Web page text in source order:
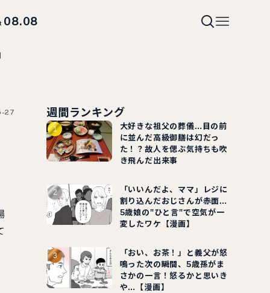
08.08
27 週間ランキング
大好きな祖父の葬儀…目の前
に並んだ高級御膳は幻だっ
た！？故人を偲ぶ気持ちも吹
き飛んだ出来事
「いいんだよ、ママ」レジに
割り込んだおじさんが赤面…
5歳娘の"ひと言"で空気が一
変したワケ【漫画】
「おい、お茶！」と義父が怒
鳴った次の瞬間、5歳孫がま
さかの一言！怒るかと思いき
や…【漫画】